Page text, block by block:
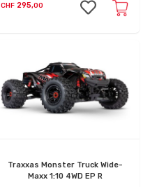
CHF 295,00
Traxxas Monster Truck Wide-
Maxx 1:10 4WD EP R